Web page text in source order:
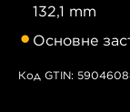
132,1 mm
Основне
Код GTIN: